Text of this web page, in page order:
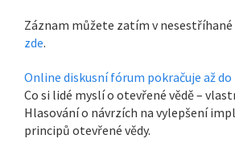
Záznam můžete zatím v nesestříhané
zde.
Online diskusní fórum pokračuje až do
Co si lidé myslí o otevřené vědě –
Hlasování o návrzích na vylepšení
principů otevřené vědy.